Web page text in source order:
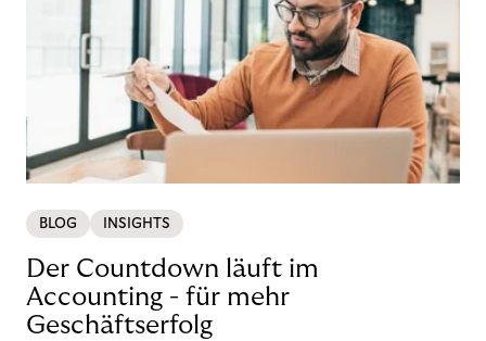
BLOG INSIGHTS
Der Countdown läuft im
Accounting - für mehr
Geschäftserfolg